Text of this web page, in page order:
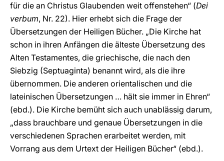
für die an Christus Glaubenden weit offenstehen“ (Dei
verbum, Nr. 22). Hier erhebt sich die Frage der
Übersetzungen der Heiligen Bücher. „Die Kirche hat
schon in ihren Anfängen die älteste Übersetzung des
Alten Testamentes, die griechische, die nach den
Siebzig (Septuaginta) benannt wird, als die ihre
übernommen. Die anderen orientalischen und die
lateinischen Übersetzungen … hält sie immer in Ehren“
(ebd.). Die Kirche bemüht sich auch unablässig darum,
„dass brauchbare und genaue Übersetzungen in die
verschiedenen Sprachen erarbeitet werden, mit
Vorrang aus dem Urtext der Heiligen Bücher“ (ebd.).